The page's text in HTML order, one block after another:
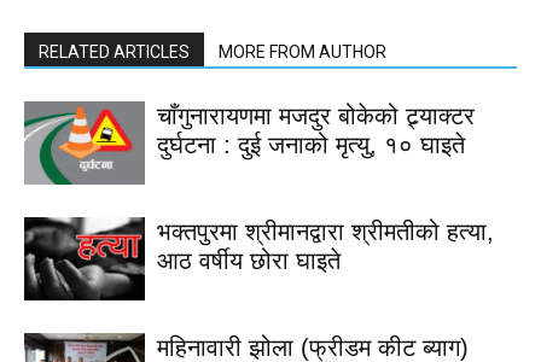
RELATED ARTICLES MORE FROM AUTHOR
चाँगुनारायणमा मजदुर बोकेको ट्र्याक्टर
दुर्घटना : दुई जनाको मृत्यु, १० घाइते
भक्तपुरमा श्रीमानद्वारा श्रीमतीको हत्या,
आठ वर्षीय छोरा घाइते
महिनावारी झोला (फ्रीडम कीट ब्याग)